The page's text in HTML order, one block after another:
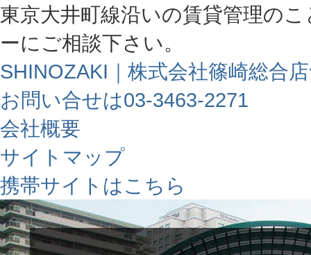
東京大井町線沿いの賃貸管理の
ーにご相談下さい。
SHINOZAKI｜株式会社篠崎総合
お問い合せは03-3463-2271
会社概要
サイトマップ
携帯サイトはこちら